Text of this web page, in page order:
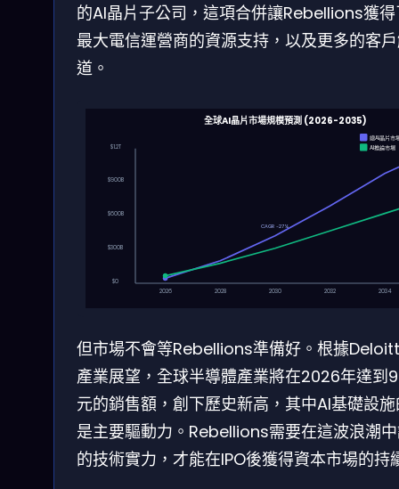
的AI晶片子公司，這項合併讓Rebellions獲
最大電信運營商的資源支持，以及更多的客
道。
全球AI晶片市場規模預測 (2026-2035)
$0
$300B
$600B
$900B
$1.2T
2026 2028 2030 2032 2034
總AI晶片市
AI推論市場
CAGR ~27%
但市場不會等Rebellions準備好。根據
產業展望，全球半導體產業將在2026年達到
元的銷售額，創下歷史新高，其中AI基礎設
是主要驅動力。Rebellions需要在這波浪潮
的技術實力，才能在IPO後獲得資本市場的持